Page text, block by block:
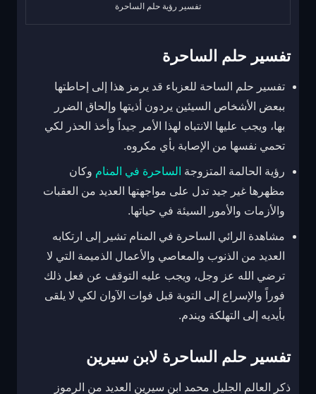
تفسير رؤية حلم الساحرة
تفسير حلم الساحرة
تفسير حلم الساحة للعزباء قد يرمز هذا إلى إحاطتها
ببعض الأشخاص السيئين يردون أذيتها وإلحاق الضرر
بها، ويجب عليها الانتباه لهذا الأمر جيداً وأخذ الحذر لكي
تحمي نفسها من الإصابة بأي مكروه.
رؤية الحالمة المتزوجة الساحرة في المنام وكان
مظهرها غير جيد تدل على مواجهتها العديد من العقبات
والأزمات والأمور السيئة في حياتها.
مشاهدة الرائي الساحرة في المنام تشير إلى ارتكابه
العديد من الذنوب والمعاصي والأعمال الذميمة التي لا
ترضي الله عز وجل، ويجب عليه التوقف عن فعل ذلك
فوراً والإسراع إلى التوبة قبل فوات الآوان لكي لا يلقى
بأيديه إلى التهلكة ويندم.
تفسير حلم الساحرة لابن سيرين
ذكر العالم الجليل محمد ابن سيرين العديد من الرموز